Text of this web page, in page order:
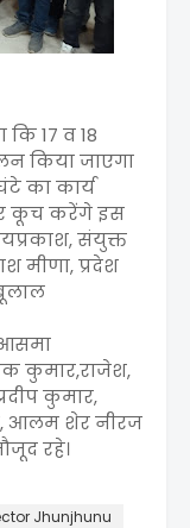
17 व 18
किया जाएगा
का कार्य
कूच करेंगे इस
संयुक्त
मीणा, प्रदेश
कुमार,राजेश,
कुमार,
आलम शेर नीरज
रहे।
Jhunjhunu